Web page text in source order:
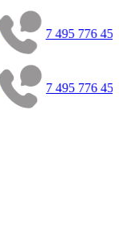
7 495 776 45
7 495 776 45